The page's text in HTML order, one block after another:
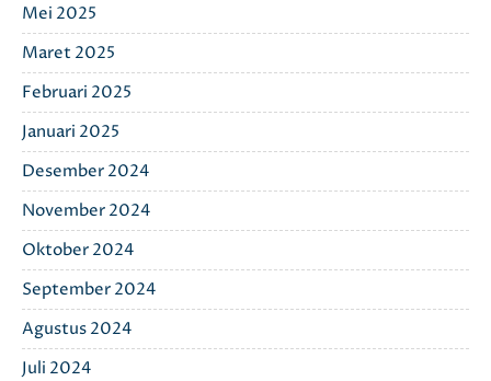
Mei 2025
Maret 2025
Februari 2025
Januari 2025
Desember 2024
November 2024
Oktober 2024
September 2024
Agustus 2024
Juli 2024